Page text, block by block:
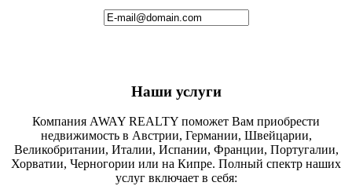
Наши услуги
Компания AWAY REALTY поможет Вам приобрести
недвижимость в Австрии, Германии, Швейцарии,
Великобритании, Италии, Испании, Франции, Португалии,
Хорватии, Черногории или на Кипре. Полный спектр наших
услуг включает в себя: